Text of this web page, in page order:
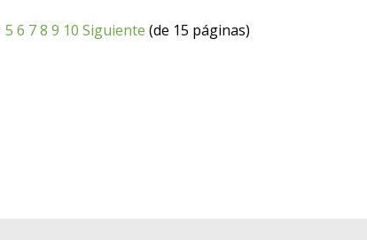
5 6 78 9 10 Siguiente (de 15 páginas)